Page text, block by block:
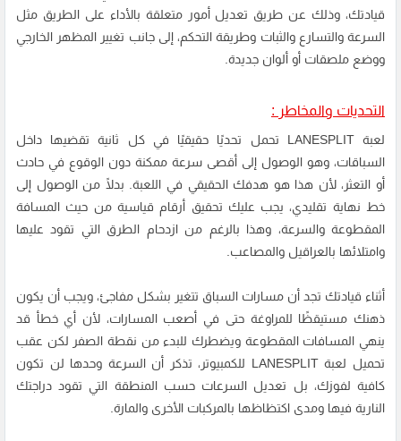
قيادتك، وذلك عن طريق تعديل أمور متعلقة بالأداء على الطريق مثل
السرعة والتسارع والثبات وطريقة التحكم، إلى جانب تغيير المظهر الخارجي
ووضع ملصقات أو ألوان جديدة.
التحديات والمخاطر :
لعبة LANESPLIT تحمل تحديًا حقيقيًا في كل ثانية تقضيها داخل
السباقات، وهو الوصول إلى أقصى سرعة ممكنة دون الوقوع في حادث
أو التعثر، لأن هذا هو هدفك الحقيقي في اللعبة. بدلًا من الوصول إلى
خط نهاية تقليدي، يجب عليك تحقيق أرقام قياسية من حيث المسافة
المقطوعة والسرعة، وهذا بالرغم من ازدحام الطرق التي تقود عليها
وامتلائها بالعراقيل والمصاعب.
أثناء قيادتك تجد أن مسارات السباق تتغير بشكل مفاجئ، ويجب أن يكون
ذهنك مستيقظًا للمراوغة حتى في أصعب المسارات، لأن أي خطأ قد
ينهي المسافات المقطوعة ويضطرك للبدء من نقطة الصفر لكن عقب
تحميل لعبة LANESPLIT للكمبيوتر، تذكر أن السرعة وحدها لن تكون
كافية لفوزك، بل تعديل السرعات حسب المنطقة التي تقود دراجتك
النارية فيها ومدى اكتظاظها بالمركبات الأخرى والمارة.